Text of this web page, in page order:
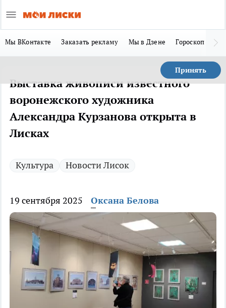
Мы ВКонтакте Заказать рекламу Мы в Дзене Гороскоп
Принять
Выставка живописи известного
воронежского художника
Александра Курзанова открыта в
Лисках
Культура Новости Лисок
19 сентября 2025 Оксана Белова